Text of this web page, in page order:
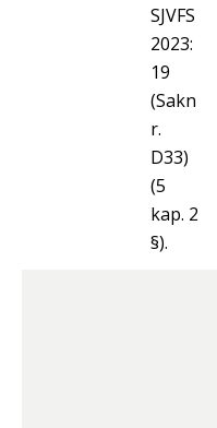
SJVFS
2023:
19
(Sakn
r.
D33)
(5
kap. 2
§).